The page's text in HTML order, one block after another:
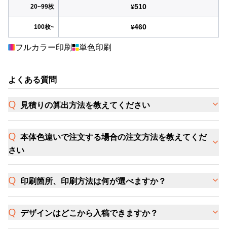
20~99枚 ¥510
100枚~ ¥460
フルカラー印刷 単色印刷
よくある質問
見積りの算出方法を教えてください
本体色違いで注文する場合の注文方法を教えてくだ
さい
印刷箇所、印刷方法は何が選べますか？
デザインはどこから入稿できますか？